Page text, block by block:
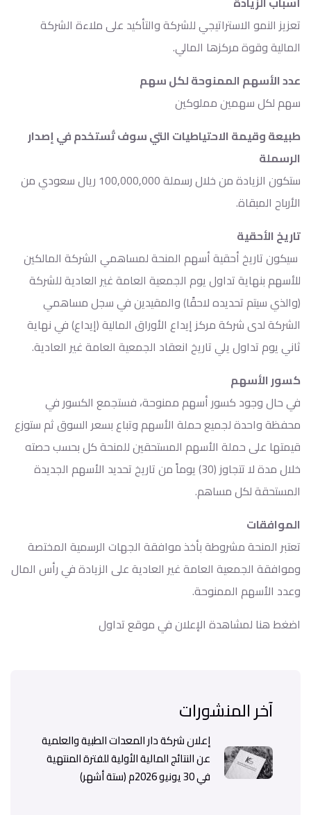
تعزيز النمو الاستراتيجي للشركة والتأكيد على ملاءة الشركة
المالية وقوة مركزها المالي.
عدد الأسهم الممنوحة لكل سهم
سهم لكل سهمين مملوكين
طبيعة وقيمة الاحتياطيات التي سوف تُستخدم في إصدار
الرسملة
ستكون الزيادة من خلال رسملة 100,000,000 ريال سعودي من
الأرباح المبقاة.
تاريخ الأحقية
سيكون تاريخ أحقية أسهم المنحة لمساهمي الشركة المالكين
للأسهم بنهاية تداول يوم الجمعية العامة غير العادية للشركة
(والذي سيتم تحديده لاحقًا) والمقيدين في سجل مساهمي
الشركة لدى شركة مركز إيداع الأوراق المالية (إيداع) في نهاية
ثاني يوم تداول يلي تاريخ انعقاد الجمعية العامة غير العادية.
كسور الأسهم
في حال وجود كسور أسهم ممنوحة، فستجمع الكسور في
محفظة واحدة لجميع حملة الأسهم وتباع بسعر السوق ثم ستوزع
قيمتها على حملة الأسهم المستحقين للمنحة كل بحسب حصته
خلال مدة لا تتجاوز (30) يوماً من تاريخ تحديد الأسهم الجديدة
المستحقة لكل مساهم.
الموافقات
تعتبر المنحة مشروطة بأخذ موافقة الجهات الرسمية المختصة
وموافقة الجمعية العامة غير العادية على الزيادة في رأس المال
وعدد الأسهم الممنوحة.
اضغط هنا لمشاهدة الإعلان في موقع تداول
آخر المنشورات
إعلان شركة دار المعدات الطبية والعلمية
عن النتائج المالية الأولية للفترة المنتهية
في 30 يونيو 2026م (ستة أشهر)